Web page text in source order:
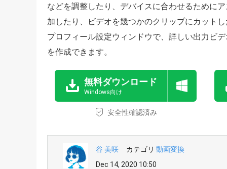
などを調整したり、デバイスに合わせるために
加したり、ビデオを幾つかのクリップにカット
プロフィール設定ウィンドウで、詳しい出力ビ
を作成できます。
無料ダウンロード
Windows向け
安全性確認済み
谷 美咲 カテゴリ 動画変換
Dec 14, 2020 10:50